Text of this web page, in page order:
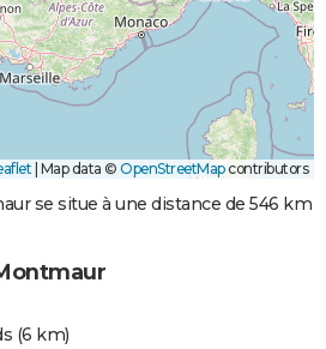
Map data © OpenStreetMapcontributors
se situe à une distance de 546 km
(6 km)